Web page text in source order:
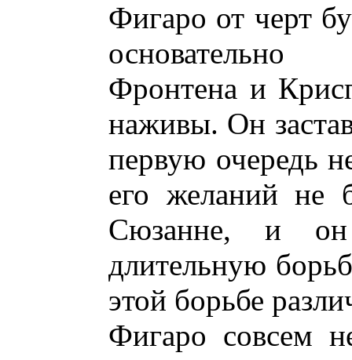
Фигаро от черт
Фронтена и
наживы. Он
первую очередь
его желаний не
Сюзанне, и
длительную
этой борьбе
Фигаро совсем